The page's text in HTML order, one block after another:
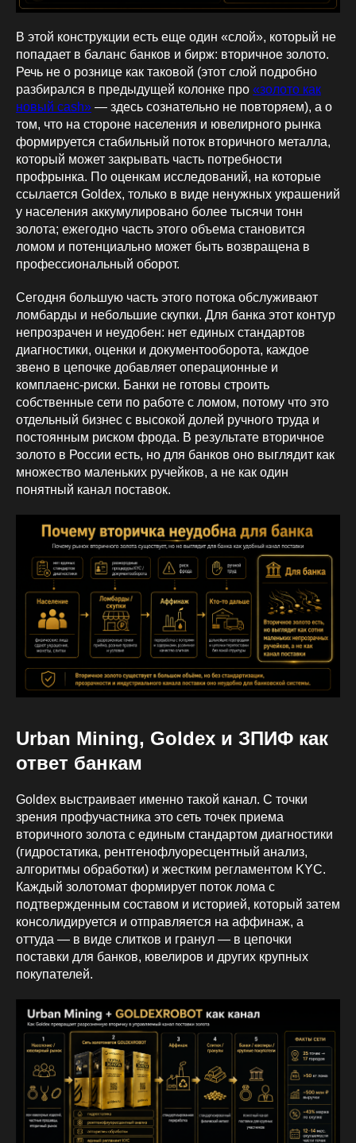
В этой конструкции есть еще один «слой», который не
попадает в баланс банков и бирж: вторичное золото.
Речь не о рознице как таковой (этот слой подробно
разбирался в предыдущей колонке про «золото как
новый cash» — здесь сознательно не повторяем), а о
том, что на стороне населения и ювелирного рынка
формируется стабильный поток вторичного металла,
который может закрывать часть потребности
профрынка. По оценкам исследований, на которые
ссылается Goldex, только в виде ненужных украшений
у населения аккумулировано более тысячи тонн
золота; ежегодно часть этого объема становится
ломом и потенциально может быть возвращена в
профессиональный оборот.
Сегодня большую часть этого потока обслуживают
ломбарды и небольшие скупки. Для банка этот контур
непрозрачен и неудобен: нет единых стандартов
диагностики, оценки и документооборота, каждое
звено в цепочке добавляет операционные и
комплаенс‑риски. Банки не готовы строить
собственные сети по работе с ломом, потому что это
отдельный бизнес с высокой долей ручного труда и
постоянным риском фрода. В результате вторичное
золото в России есть, но для банков оно выглядит как
множество маленьких ручейков, а не как один
понятный канал поставок.
Urban Mining, Goldex и ЗПИФ как
ответ банкам
Goldex выстраивает именно такой канал. С точки
зрения профучастника это сеть точек приема
вторичного золота с единым стандартом диагностики
(гидростатика, рентгенофлуоресцентный анализ,
алгоритмы обработки) и жестким регламентом KYC.
Каждый золотомат формирует поток лома с
подтвержденным составом и историей, который затем
консолидируется и отправляется на аффинаж, а
оттуда — в виде слитков и гранул — в цепочки
поставки для банков, ювелиров и других крупных
покупателей.